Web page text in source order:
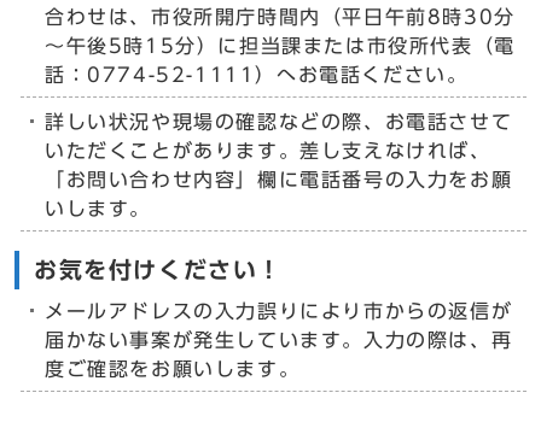
合わせは、市役所開庁時間内（平日午前8時30分
～午後5時15分）に担当課または市役所代表（電
話：0774-52-1111）へお電話ください。
詳しい状況や現場の確認などの際、お電話させて
いただくことがあります。差し支えなければ、
「お問い合わせ内容」欄に電話番号の入力をお願
いします。
お気を付けください！
メールアドレスの入力誤りにより市からの返信が
届かない事案が発生しています。入力の際は、再
度ご確認をお願いします。